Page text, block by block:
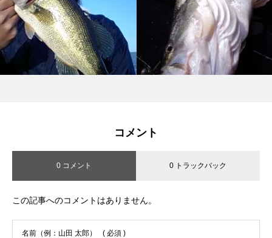
コメント
0 コメント 0 トラックバック
この記事へのコメントはありません。
名前（例：山田 太郎） ( 必須 )